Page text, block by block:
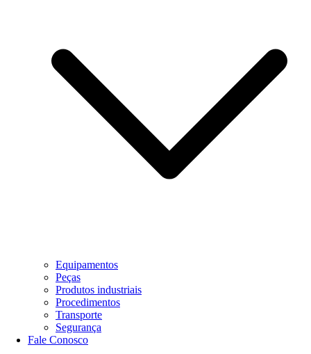
Equipamentos
Peças
Produtos industriais
Procedimentos
Transporte
Segurança
Fale Conosco